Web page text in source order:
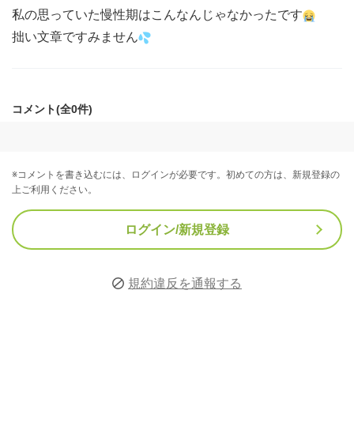
私の思っていた慢性期はこんなんじゃなかったです
拙い文章ですみません
コメント(全0件)
※コメントを書き込むには、ログインが必要です。初めての方は、新規登録の
上ご利用ください。
ログイン/新規登録
規約違反を通報する